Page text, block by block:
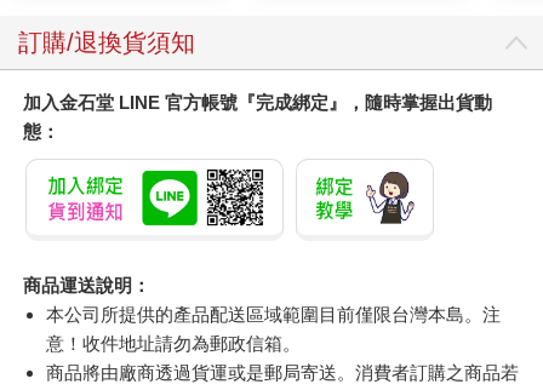
訂購/退換貨須知
加入金石堂 LINE 官方帳號『完成綁定』，隨時掌握出貨動
態：
商品運送說明：
本公司所提供的產品配送區域範圍目前僅限台灣本島。注
意！收件地址請勿為郵政信箱。
商品將由廠商透過貨運或是郵局寄送。消費者訂購之商品若